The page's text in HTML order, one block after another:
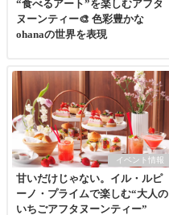
“食べるアート”を楽しむアフタ
ヌーンティー🎨 色彩豊かな
ohanaの世界を表現
イベント情報
甘いだけじゃない。イル・ルピ
ーノ・プライムで楽しむ“大人の
いちごアフタヌーンティー”